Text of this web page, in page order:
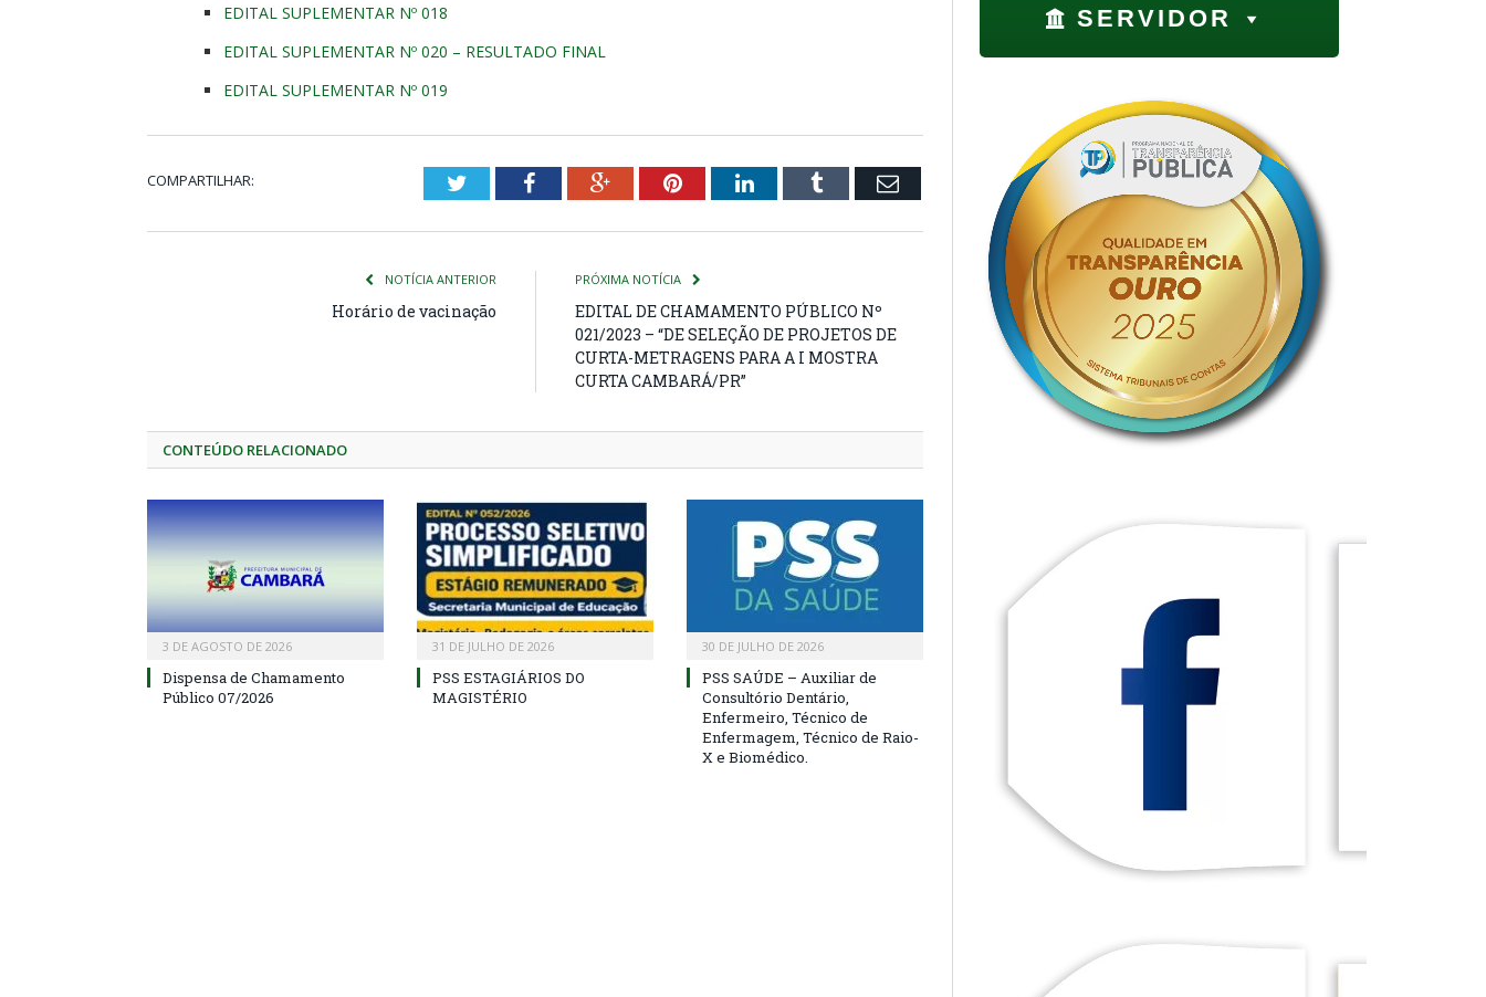
EDITAL SUPLEMENTAR Nº 018
EDITAL SUPLEMENTAR Nº 020 – RESULTADO FINAL
EDITAL SUPLEMENTAR Nº 019
COMPARTILHAR: TwitterFacebookGoogle+PinterestLinkedInTumblr Email
NOTÍCIA ANTERIOR
Horário de vacinação
PRÓXIMA NOTÍCIA
EDITAL DE CHAMAMENTO PÚBLICO Nº
021/2023 – “DE SELEÇÃO DE PROJETOS DE
CURTA-METRAGENS PARA A I MOSTRA
CURTA CAMBARÁ/PR”
CONTEÚDO RELACIONADO
3 DE AGOSTO DE 2026
Dispensa de Chamamento
Público 07/2026
31 DE JULHO DE 2026
PSS ESTAGIÁRIOS DO
MAGISTÉRIO
30 DE JULHO DE 2026
PSS SAÚDE – Auxiliar de
Consultório Dentário,
Enfermeiro, Técnico de
Enfermagem, Técnico de Raio-
X e Biomédico.
SERVIDOR